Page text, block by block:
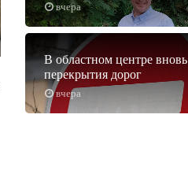
вчера
вчера
В областном центре вновь
перекрытия дорог